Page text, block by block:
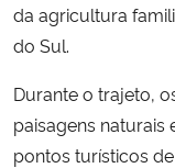
da agricultura
do Sul.
Durante o trajeto,
paisagens naturais
pontos turísticos